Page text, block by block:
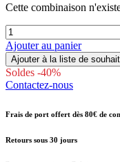
Cette combinaison
Ajouter au panier
Ajouter à la liste de
Soldes -40%
Contactez-nous
Frais de port offert dès 80€ de
Retours sous 30 jours